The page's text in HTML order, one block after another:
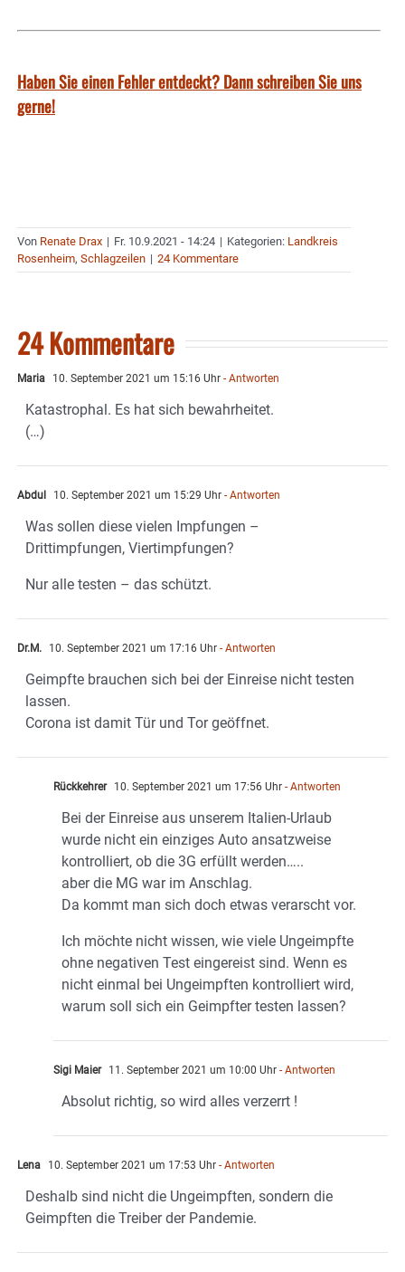
Haben Sie einen Fehler entdeckt? Dann schreiben Sie uns
gerne!
Von Renate Drax | Fr. 10.9.2021 - 14:24 | Kategorien: Landkreis
Rosenheim, Schlagzeilen | 24 Kommentare
24 Kommentare
Maria 10. September 2021 um 15:16 Uhr - Antworten
Katastrophal. Es hat sich bewahrheitet.
(…)
Abdul 10. September 2021 um 15:29 Uhr - Antworten
Was sollen diese vielen Impfungen –
Drittimpfungen, Viertimpfungen?
Nur alle testen – das schützt.
Dr.M. 10. September 2021 um 17:16 Uhr - Antworten
Geimpfte brauchen sich bei der Einreise nicht testen
lassen.
Corona ist damit Tür und Tor geöffnet.
Rückkehrer 10. September 2021 um 17:56 Uhr - Antworten
Bei der Einreise aus unserem Italien-Urlaub
wurde nicht ein einziges Auto ansatzweise
kontrolliert, ob die 3G erfüllt werden…..
aber die MG war im Anschlag.
Da kommt man sich doch etwas verarscht vor.
Ich möchte nicht wissen, wie viele Ungeimpfte
ohne negativen Test eingereist sind. Wenn es
nicht einmal bei Ungeimpften kontrolliert wird,
warum soll sich ein Geimpfter testen lassen?
Sigi Maier 11. September 2021 um 10:00 Uhr - Antworten
Absolut richtig, so wird alles verzerrt !
Lena 10. September 2021 um 17:53 Uhr - Antworten
Deshalb sind nicht die Ungeimpften, sondern die
Geimpften die Treiber der Pandemie.